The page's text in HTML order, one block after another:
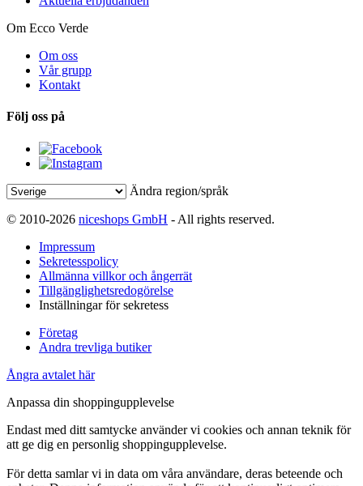
Om Ecco Verde
Om oss
Vår grupp
Kontakt
Följ oss på
Ändra region/språk
© 2010-2026 niceshops GmbH - All rights reserved.
Impressum
Sekretesspolicy
Allmänna villkor och ångerrät
Tillgänglighetsredogörelse
Inställningar för sekretess
Företag
Andra trevliga butiker
Ångra avtalet här
Anpassa din shoppingupplevelse
Endast med ditt samtycke använder vi cookies och annan teknik för
att ge dig en personlig shoppingupplevelse.
För detta samlar vi in data om våra användare, deras beteende och